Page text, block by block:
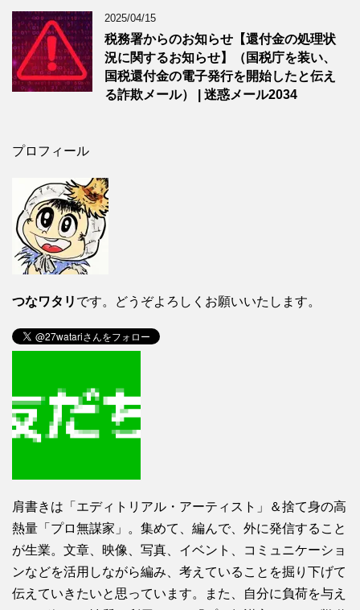
2025/04/15
税務署からのお知らせ【還付金の処理状
況に関するお知らせ】（国税庁を装い、
国税還付金の電子発行を開始したと伝え
る詐欺メール） | 迷惑メール2034
プロフィール
つなワタリ です。どうぞよろしくお願いいたします。
肩書きは「エディトリアル・アーティスト」＆捨て身の高
熱量「プロ無謀家」。集めて、編んで、外に発信すること
が生業。文章、映像、写真、イベント、コミュニケーショ
ンなどを活用しながら編み、考えていることを掘り下げて
伝えていきたいと思っています。また、自分に負荷を与え